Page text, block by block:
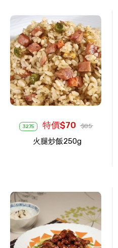
3275 特價$70 $85
火腿炒飯250g